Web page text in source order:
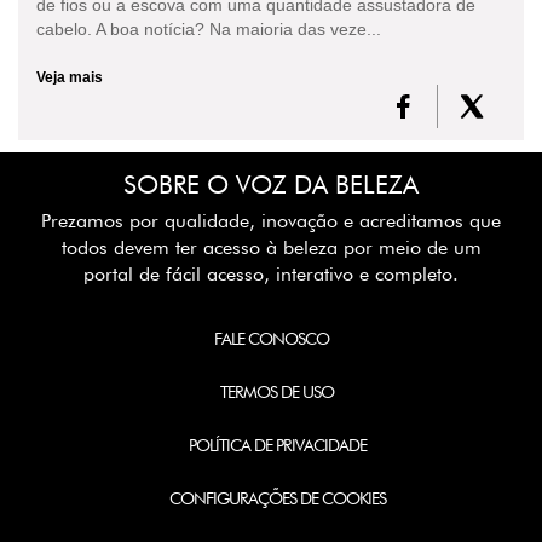
de fios ou a escova com uma quantidade assustadora de
cabelo. A boa notícia? Na maioria das veze...
Veja mais
SOBRE O VOZ DA BELEZA
Prezamos por qualidade, inovação e acreditamos que
todos devem ter acesso à beleza por meio de um
portal de fácil acesso, interativo e completo.
FALE CONOSCO
TERMOS DE USO
POLÍTICA DE PRIVACIDADE
CONFIGURAÇÕES DE COOKIES